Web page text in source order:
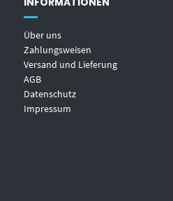
Über uns
Zahlungsweisen
Versand und Lieferung
AGB
Datenschutz
Impressum